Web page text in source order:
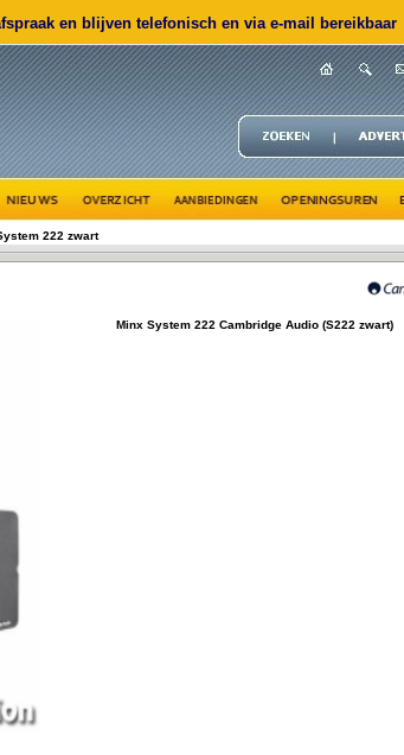
en blijven telefonisch en via e-mail bereikbaar
222 zwart
Minx System 222 Cambridge Audio (S222 zwart)